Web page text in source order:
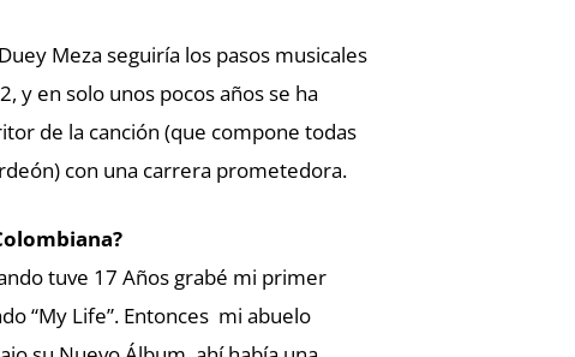
Meza seguiría los pasos musicales
y en solo unos pocos años se ha
de la canción (que compone todas
con una carrera prometedora.
tuve 17 Años grabé mi primer
“My Life”. Entonces mi abuelo